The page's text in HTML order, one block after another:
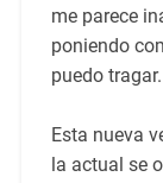
me parece
poniendo
puedo tragar.
Esta nueva
la actual se